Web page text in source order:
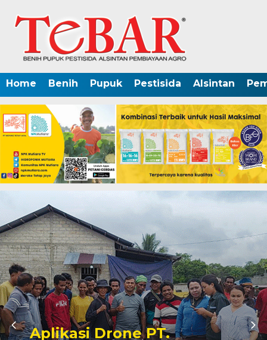
Home Benih Pupuk Pestisida Alsintan